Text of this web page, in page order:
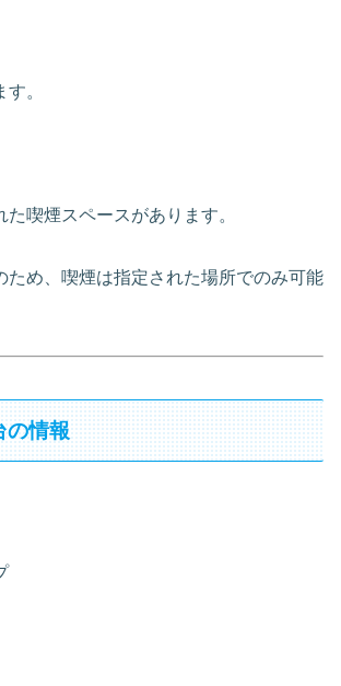
。
た喫煙スペースがあります。
ため、喫煙は指定された場所でのみ可能
情報